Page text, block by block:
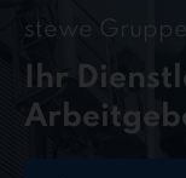
stewe Gruppe
Ihr